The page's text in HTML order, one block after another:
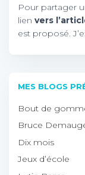
Pour partager
lien vers
est proposé.
MES BLOGS
Bout de
Bruce
Dix mois
Jeux d’école